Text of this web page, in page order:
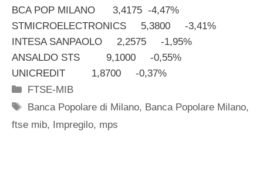
BCA POP MILANO 3,4175 -4,47%
STMICROELECTRONICS 5,3800 -3,41%
INTESA SANPAOLO 2,2575 -1,95%
ANSALDO STS 9,1000 -0,55%
UNICREDIT 1,8700 -0,37%
Categorie
FTSE-MIB
Tag
Banca Popolare di Milano, Banca Popolare Milano,
ftse mib, Impregilo, mps